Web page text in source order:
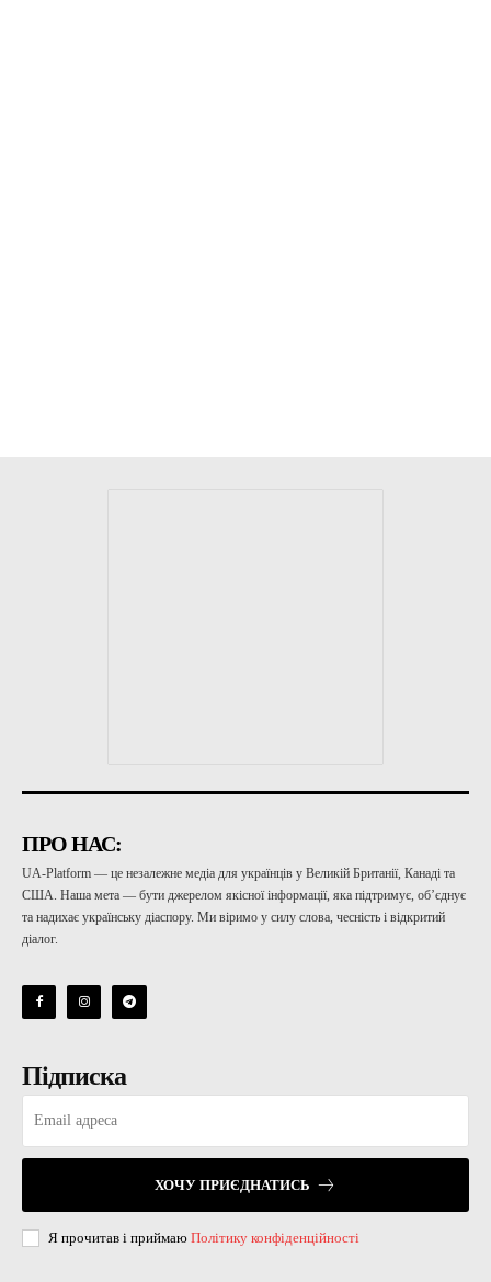
ПРО НАС:
UA-Platform — це незалежне медіа для українців у Великій Британії, Канаді та
США. Наша мета — бути джерелом якісної інформації, яка підтримує, об’єднує
та надихає українську діаспору. Ми віримо у силу слова, чесність і відкритий
діалог.
Підписка
ХОЧУ ПРИЄДНАТИСЬ
Я прочитав і приймаю Політику конфіденційності